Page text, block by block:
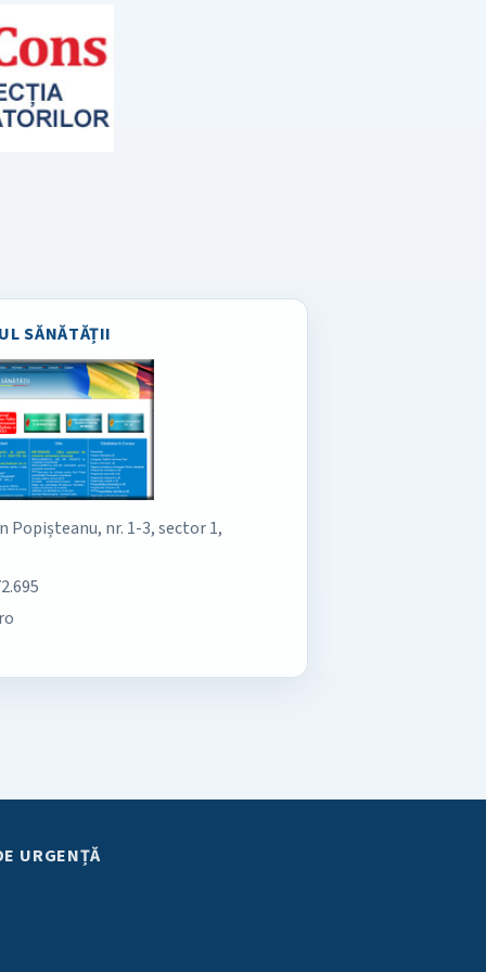
SĂNĂTĂȚII
Popișteanu, nr. 1-3, sector 1,
URGENȚĂ